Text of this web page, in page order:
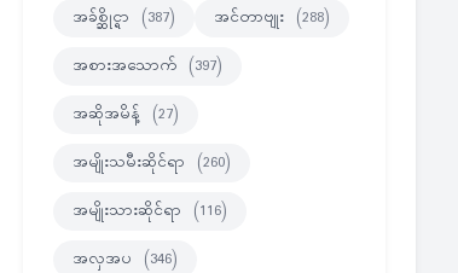
အခ်စ္ဆိုင္ရာ (387) အင်တာဗျုး (288)
အစားအသောက် (397)
အဆိုအမိန့် (27)
အမျိုးသမီးဆိုင်ရာ (260)
အမျိုးသားဆိုင်ရာ (116)
အလှအပ (346)